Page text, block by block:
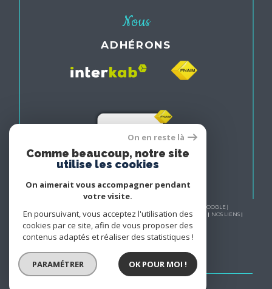
Nous
ADHÉRONS
© 2026 | TOUS DROITS RÉSERVÉS | TRADUCTION POWERED BY GOOGLE |
NOS HONORAIRES
PLAN DU SITE MENTIONS LÉGALES ADMIN
NOS LIENS
POLITIQUE RGPD
On en reste là
Comme beaucoup, notre site
utilise les cookies
On aimerait vous accompagner pendant
votre visite.
En poursuivant, vous acceptez l'utilisation des
cookies par ce site, afin de vous proposer des
contenus adaptés et réaliser des statistiques !
PARAMÉTRER OK POUR MOI !